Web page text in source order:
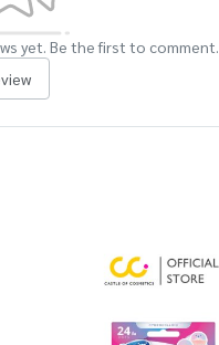
yet. Be the first to comment.